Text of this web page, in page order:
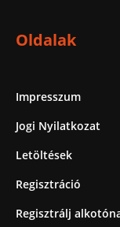
Oldalak
Impresszum
Jogi Nyilatkozat
Letöltések
Regisztráció
Regisztrálj